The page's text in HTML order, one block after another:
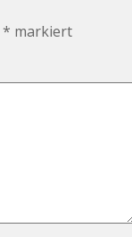
* markiert